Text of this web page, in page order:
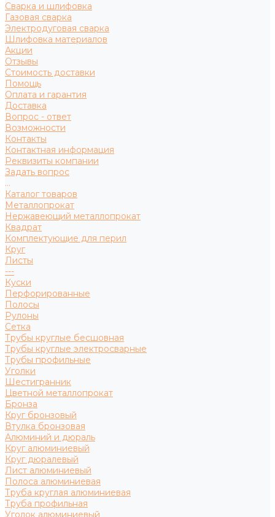
Сварка и шлифовка
Газовая сварка
Электродуговая сварка
Шлифовка материалов
Акции
Отзывы
Стоимость доставки
Помощь
Оплата и гарантия
Доставка
Вопрос - ответ
Возможности
Контакты
Контактная информация
Реквизиты компании
Задать вопрос
...
Каталог товаров
Металлопрокат
Нержавеющий металлопрокат
Квадрат
Комплектующие для перил
Круг
Листы
---
Куски
Перфорированные
Полосы
Рулоны
Сетка
Трубы круглые бесшовная
Трубы круглые электросварные
Трубы профильные
Уголки
Шестигранник
Цветной металлопрокат
Бронза
Круг бронзовый
Втулка бронзовая
Алюминий и дюраль
Круг алюминиевый
Круг дюралевый
Лист алюминиевый
Полоса алюминиевая
Труба круглая алюминиевая
Труба профильная
Уголок алюминиевый